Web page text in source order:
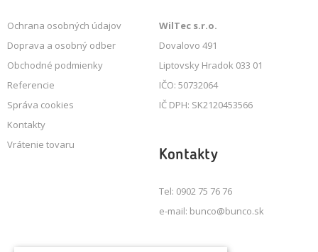
Ochrana osobných údajov
Doprava a osobný odber
Obchodné podmienky
Referencie
Správa cookies
Kontakty
Vrátenie tovaru
WilTec s.r.o.
Dovalovo 491
Liptovsky Hradok 033 01
IČO: 50732064
IČ DPH: SK2120453566
Kontakty
Tel: 0902 75 76 76
e-mail: bunco@bunco.sk